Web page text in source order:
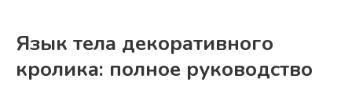
Язык тела декоративного
кролика: полное руководство